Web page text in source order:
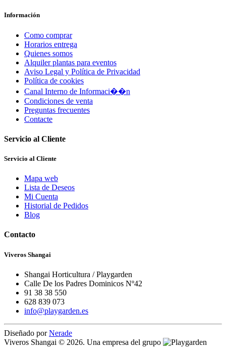
Información
Como comprar
Horarios entrega
Quienes somos
Alquiler plantas para eventos
Aviso Legal y Política de Privacidad
Política de cookies
Canal Interno de Informaci��n
Condiciones de venta
Preguntas frecuentes
Contacte
Servicio al Cliente
Servicio al Cliente
Mapa web
Lista de Deseos
Mi Cuenta
Historial de Pedidos
Blog
Contacto
Viveros Shangai
Shangai Horticultura / Playgarden
Calle De los Padres Dominicos Nº42
91 38 38 550
628 839 073
info@playgarden.es
Diseñado porNerade
Viveros Shangai © 2026. Una empresa del grupo